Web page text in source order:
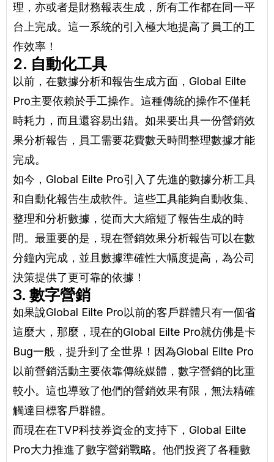
理，亦或者是財務報表生成，所有工作都在同一平
台上完成。這一系統的引入極大地提高了員工的工
作效率！
2. 自動化工具
以前，在數據分析和報告生成方面，Global Eilte
Pro主要依賴於手工操作。這種傳統的操作不僅耗
時耗力，而且還容易出錯。如果要出具一份營銷效
果分析報告，員工需要花費數天時間整理數據才能
完成。
如今，Global Eilte Pro引入了先進的數據分析工具
和自動化報告生成軟件。這些工具能夠自動收集、
整理和分析數據，從而大大縮短了報告生成的時
間。最重要的是，現在營銷效果分析報告可以在數
分鐘內完成，並且數據準確性大幅度提高，為公司
決策提供了更可靠的依據！
3. 數字營銷
如果說Global Eilte Pro以前的客戶群體只有一個省
這麼大，那麼，現在的Global Eilte Pro就仿佛是卡
Bug一般，提升到了全世界！因為Global Eilte Pro
以前營銷活動主要依靠傳統媒體，數字營銷的比重
較小。這也導致了他們的營銷效果有限，無法精確
觸達目標客戶群體。
而現在在TVP科技券資金的支持下，Global Eilte
Pro大力推進了數字營銷戰略。他們投資了各種數